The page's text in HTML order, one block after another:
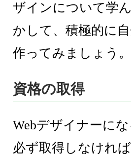
ザインについて学
かして、積極的に
作ってみましょう。
資格の取得
Webデザイナーにな
必ず取得しなけれ